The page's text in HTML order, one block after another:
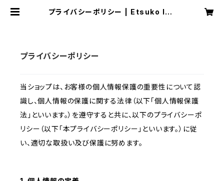
プライバシーポリシー | Etsuko Ish
プライバシーポリシー
当ショップは、お客様の個人情報保護の重要性について認
識し、個人情報の保護に関する法律（以下「個人情報保護
法」といいます。）を遵守すると共に、以下のプライバシーポ
リシー（以下「本プライバシーポリシー」といいます。）に従
い、適切な取扱い及び保護に努めます。